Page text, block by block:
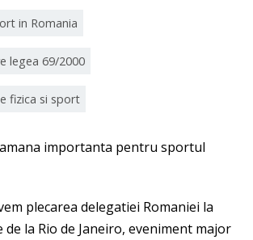
in Romania
legea 69/2000
fizica si sport
importanta pentru sportul
plecarea delegatiei Romaniei la
de la Rio de Janeiro, eveniment major